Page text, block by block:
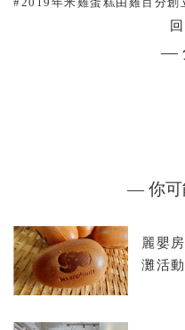
—
— 你可
麗嬰
灘活動